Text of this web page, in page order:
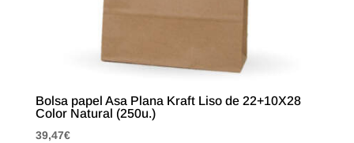
Bolsa papel Asa Plana Kraft Liso de 22+10X28
Color Natural (250u.)
39,47€